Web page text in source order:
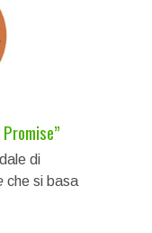
di
che si basa